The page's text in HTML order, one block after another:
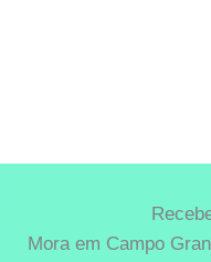
Mora em Campo